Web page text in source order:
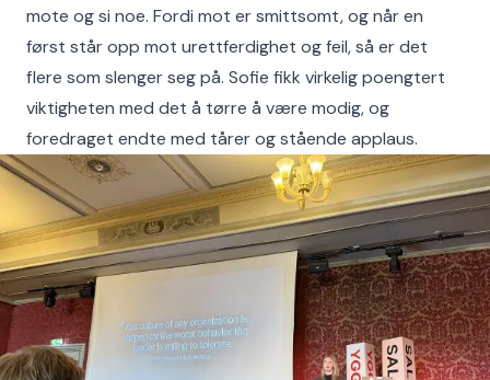
mote og si noe. Fordi mot er smittsomt, og når en
først står opp mot urettferdighet og feil, så er det
flere som slenger seg på. Sofie fikk virkelig poengtert
viktigheten med det å tørre å være modig, og
foredraget endte med tårer og stående applaus.